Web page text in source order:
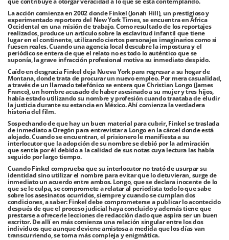
La acción comienza en 2002 donde Finkel (Jonah Hill), un prestigioso y
experimentado reportero del New York Times, se encuentra en África
Occidental en una misión de trabajo. Como resultado de los reportajes
realizados, produce un artículo sobre la esclavitud infantil que tiene
lugar en el continente, utilizando ciertos personajes imaginarios como si
fuesen reales. Cuando una agencia local descubre la impostura y el
periódico se entera de que el relato no es todo lo auténtico que se
suponía, la grave infracción profesional motiva su inmediato despido.
Caído en desgracia Finkel deja Nueva York para regresar a su hogar de
Montana, donde trata de procurar un nuevo empleo. Por mera casualidad,
a través de un llamado telefónico se entera que Christian Longo (James
Franco), un hombre acusado de haber asesinado a su mujer y tres hijos,
había estado utilizando su nombre y profesión cuando traataba de eludir
la justicia durante su estancia en México. Ahí comienza la verdadera
historia del film.
Sospechando de que hay un buen material para cubrir, Finkel se traslada
de inmediato a Oregón para entrevistar a Longo en la cárcel donde está
alojado. Cuando se encuentran, el prisionero le manifiesta a su
interlocutor que la adopción de su nombre se debió por la admiración
que sentía por él debido a la calidad de sus notas cuya lectura las había
seguido por largo tiempo.
Cuando Finkel comprueba que su interlocutor no trató de usurpar su
identidad sino utilizar el nombre para evitar que lo detuvieran, surge de
inmediato un acuerdo entre ambos. Longo, que se declara inocente de lo
que se le culpa, se compromete a relatar al periodista todo lo que sabe
sobre los asesinatos ocurridos, siempre y cuando se cumplan dos
condiciones, a saber: Finkel debe comprometerse a publicar lo acontecido
después de que el proceso judicial haya concluido y además tiene que
prestarse a ofrecerle lecciones de redacción dado que aspira ser un buen
escritor. De allí en más comienza una relación singular entre los dos
individuos que aunque deviene amistosa a medida que los días van
transcurriendo, se torna más compleja y enigmática.